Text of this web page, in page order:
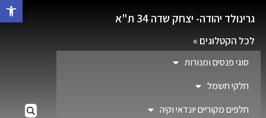
פתח
גרינולד יהודה- יצחק שדה 34 ת"א
לכל הקטלוגים »
סוגי פנסים ומנורות
חלקי חשמל
חלפים מקוריים יונדאי וקיה